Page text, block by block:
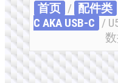
首页 / 配件类
C AKA USB-C /